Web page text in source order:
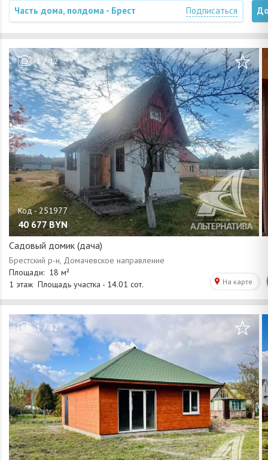
Часть дома, полдома - Брест Подписаться
1/12
40 677 BYN
Садовый домик (дача)
1/ 32